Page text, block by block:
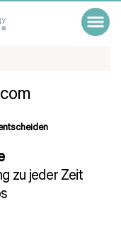
zu jeder Zeit